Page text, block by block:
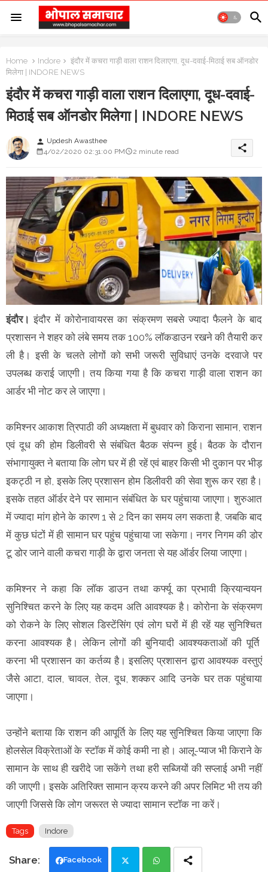
Home Indore
इंदौर में कचरा गाड़ी वाला राशन दिलाएगा, दूध-दवाई-मिठाई सब ऑनडोर
मिलेगा | INDORE NEWS
इंदौर में कचरा गाड़ी वाला राशन दिलाएगा, दूध-दवाई-
मिठाई सब ऑनडोर मिलेगा | INDORE NEWS
person Updesh Awasthee
4/02/2020 02:31:00 PM
2 minute read share
इंदौर। इंदौर में कोरोनावायरस का संक्रमण सबसे ज्यादा फैलने के बाद
प्रशासन ने शहर को लंबे समय तक 100% लॉकडाउन रखने की तैयारी कर
ली है। इसी के चलते लोगों को सभी जरूरी सुविधाएं उनके दरवाजे पर
उपलब्ध कराई जाएगी। तय किया गया है कि कचरा गाड़ी वाला राशन का
आर्डर भी नोट कर ले जाएगा।
कमिश्नर आकाश त्रिपाठी की अध्यक्षता में बुधवार को किराना सामान, राशन
एवं दूध की होम डिलीवरी से संबंधित बैठक संपन्न हुई। बैठक के दौरान
संभागायुक्त ने बताया कि लोग घर में ही रहें एवं बाहर किसी भी दुकान पर भीड़
इकट्ठी न हो, इसके लिए प्रशासन होम डिलीवरी की सेवा शुरू कर रहा है।
इसके तहत ऑर्डर देने पर सामान संबंधित के घर पहुंचाया जाएगा। शुरुआत
में ज्यादा मांग होने के कारण 1 से 2 दिन का समय लग सकता है, जबकि बाद
में कुछ घंटों में ही सामान घर पहुंच पहुंचाया जा सकेगा। नगर निगम की डोर
टू डोर जाने वाली कचरा गाड़ी के द्वारा जनता से यह ऑर्डर लिया जाएगा।
कमिश्नर ने कहा कि लॉक डाउन तथा कर्फ्यू का प्रभावी क्रियान्वयन
सुनिश्चित करने के लिए यह कदम अति आवश्यक है। कोरोना के संक्रमण
को रोकने के लिए सोशल डिस्टेंसिंग एवं लोग घरों में ही रहें यह सुनिश्चित
करना आवश्यक है। लेकिन लोगों की बुनियादी आवश्यकताओं की पूर्ति
करना भी प्रशासन का कर्तव्य है। इसलिए प्रशासन द्वारा आवश्यक वस्तुएं
जैसे आटा, दाल, चावल, तेल, दूध, शक्कर आदि उनके घर तक पहुंचाया
जाएगा।
उन्होंने बताया कि राशन की आपूर्ति के लिए यह सुनिश्चित किया जाएगा कि
होलसेल विक्रेताओं के स्टॉक में कोई कमी ना हो। आलू-प्याज भी किराने के
सामान के साथ ही खरीदे जा सकेंगे तथा हरी सब्जियों की सप्लाई अभी नहीं
की जाएगी। इसके अतिरिक्त सामान क्रय करने की अपर लिमिट भी तय की
जाएगी जिससे कि लोग जरूरत से ज्यादा सामान स्टॉक ना करें।
Tags Indore
Facebook